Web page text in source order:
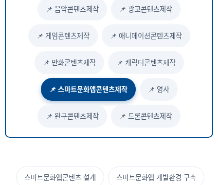
📌 음악콘텐츠제작 📌 광고콘텐츠제작
📌 게임콘텐츠제작 📌 애니메이션콘텐츠제작
📌 만화콘텐츠제작 📌 캐릭터콘텐츠제작
📌 스마트문화앱콘텐츠제작 📌 영사
📌 완구콘텐츠제작 📌 드론콘텐츠제작
스마트문화앱콘텐츠 설계 스마트문화앱 개발환경 구축